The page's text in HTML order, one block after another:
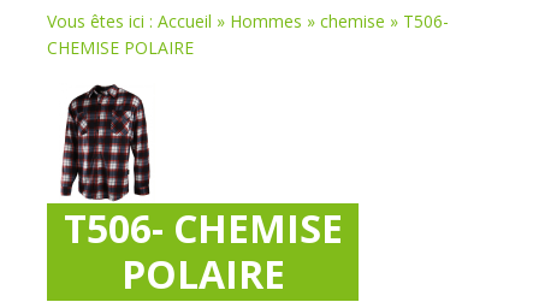
Vous êtes ici : Accueil » Hommes » chemise » T506-
CHEMISE POLAIRE
T506- CHEMISE
POLAIRE